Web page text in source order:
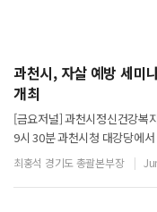
과천시, 자살 예방 세미
개최
[금요저널] 과천시정신건강복
9시 30분 과천시청 대강당에
개최한다고 밝혔다.이번 세미
최홍석 경기도 총괄본부장